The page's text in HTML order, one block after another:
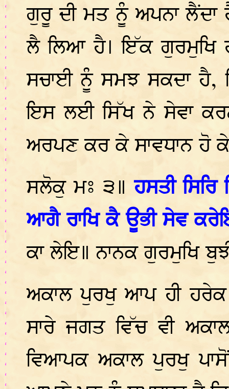
ਗੁਰੂ ਦੀ ਮਤ ਨੂੰ ਅਪਨਾ ਲੈਂਦਾ
ਲੈ ਲਿਆ ਹੈ। ਇੱਕ ਗੁਰਮੁਖਿ
ਸਚਾਈ ਨੂੰ ਸਮਝ ਸਕਦਾ ਹੈ,
ਇਸ ਲਈ ਸਿੱਖ ਨੇ ਸੇਵਾ
ਅਰਪਣ ਕਰ ਕੇ ਸਾਵਧਾਨ ਹੋ
ਸਲੋਕੁ ਮਃ ੩॥ਹਸਤੀ
ਆਗੈ ਰਾਖਿ ਕੈ ਊਭੀ ਸੇਵ
ਕਾ ਲੇਇ॥ ਨਾਨਕ ਗੁਰਮੁਖਿ
ਅਕਾਲ ਪੁਰਖੁ ਆਪ ਹੀ
ਸਾਰੇ ਜਗਤ ਵਿੱਚ ਵੀ
ਵਿਆਪਕ ਅਕਾਲ ਪੁਰਖੁ